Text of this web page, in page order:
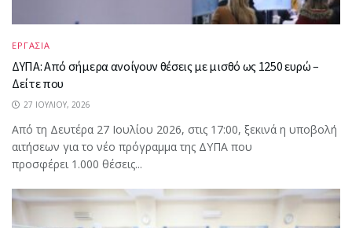
ΕΡΓΑΣΙΑ
ΔΥΠΑ: Από σήμερα ανοίγουν θέσεις με μισθό ως 1250 ευρώ –
Δείτε που
27 ΙΟΥΛΊΟΥ, 2026
Από τη Δευτέρα 27 Ιουλίου 2026, στις 17:00, ξεκινά η υποβολή
αιτήσεων για το νέο πρόγραμμα της ΔΥΠΑ που
προσφέρει 1.000 θέσεις...